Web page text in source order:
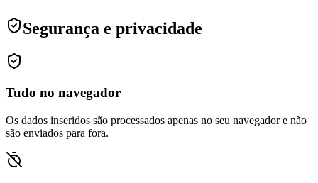
Segurança e privacidade
Tudo no navegador
Os dados inseridos são processados apenas no seu navegador e não
são enviados para fora.